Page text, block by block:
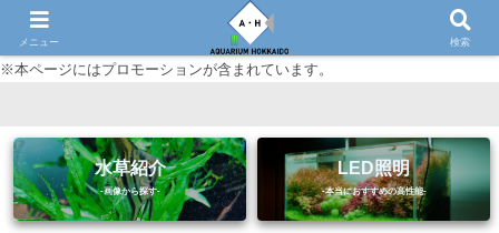
初心者に優しいアクアリウム（熱帯魚・水草等）情報サイト
※本ページにはプロモーションが含まれています。
水草紹介 LED照明
メニュー 検索